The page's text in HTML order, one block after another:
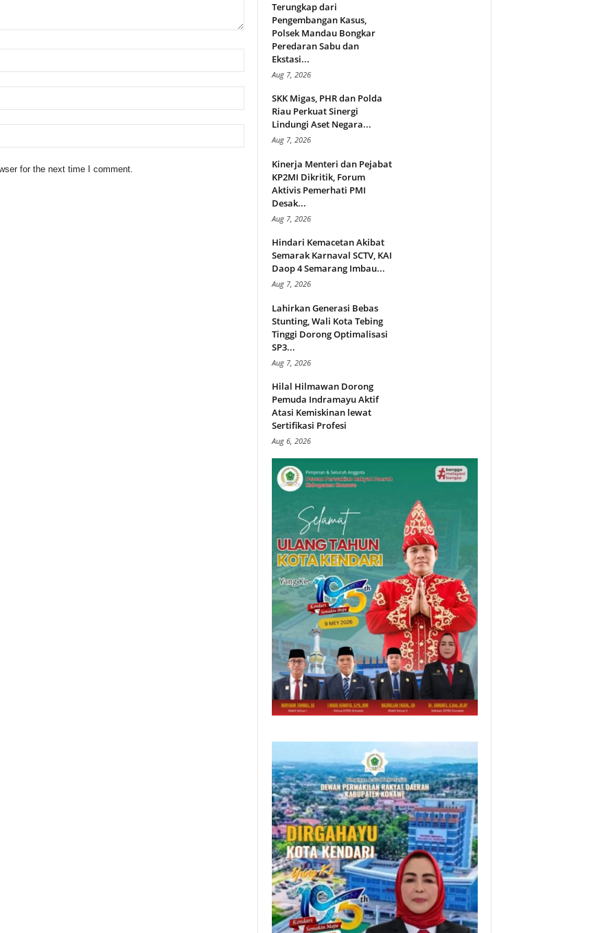
for the next time I comment.
Terungkap dari
Pengembangan Kasus,
Polsek Mandau Bongkar
Peredaran Sabu dan
Ekstasi...
Aug 7, 2026
SKK Migas, PHR dan Polda
Riau Perkuat Sinergi
Lindungi Aset Negara...
Aug 7, 2026
Kinerja Menteri dan Pejabat
KP2MI Dikritik, Forum
Aktivis Pemerhati PMI
Desak...
Aug 7, 2026
Hindari Kemacetan Akibat
Semarak Karnaval SCTV, KAI
Daop 4 Semarang Imbau...
Aug 7, 2026
Lahirkan Generasi Bebas
Stunting, Wali Kota Tebing
Tinggi Dorong Optimalisasi
SP3...
Aug 7, 2026
Hilal Hilmawan Dorong
Pemuda Indramayu Aktif
Atasi Kemiskinan lewat
Sertifikasi Profesi
Aug 6, 2026